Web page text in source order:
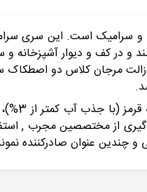
سرامیک است. این سری
کف و دیوار آشپزخانه و
مرجان کلاس دو اصطکاک
کاشی و
مختصصین مجرب , استفاده
چندین عنوان صادرکننده